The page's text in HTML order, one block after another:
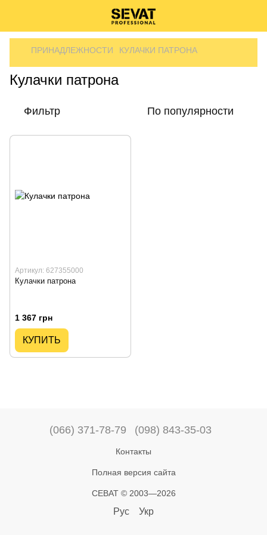
ПРИНАДЛЕЖНОСТИ КУЛАЧКИ ПАТРОНА
Кулачки патрона
Фильтр По популярности
Артикул: 627355000
Кулачки патрона
1 367 грн
КУПИТЬ
(066) 371-78-79 (098) 843-35-03
Контакты
Полная версия сайта
СЕВАТ © 2003—2026
Рус Укр